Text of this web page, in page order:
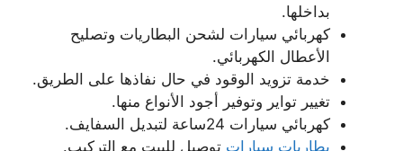
بداخلها.
كهربائي سيارات لشحن البطاريات وتصليح
الأعطال الكهربائي.
خدمة تزويد الوقود في حال نفاذها على الطريق.
تغيير تواير وتوفير أجود الأنواع منها.
كهربائي سيارات 24ساعة لتبديل السفايف.
بطاريات سيارات توصيل للبيت مع التركيب.